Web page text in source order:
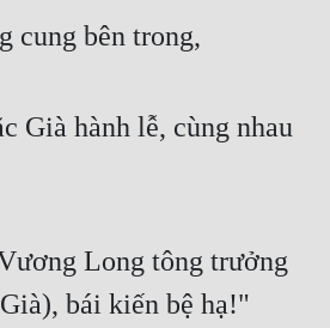
cung bên trong,
Già hành lễ, cùng nhau
Long tông trưởng
bái kiến bệ hạ!"